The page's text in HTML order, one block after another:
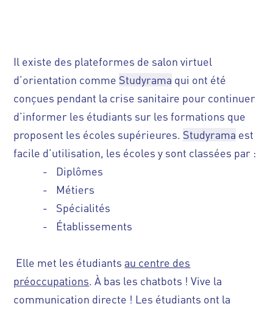
Il existe des plateformes de salon virtuel
d’orientation comme Studyrama qui ont été
conçues pendant la crise sanitaire pour continuer
d’informer les étudiants sur les formations que
proposent les écoles supérieures. Studyrama est
facile d’utilisation, les écoles y sont classées par :
-
Diplômes
-
Métiers
-
Spécialités
-
Établissements
Elle met les étudiants au centre des
préoccupations. À bas les chatbots ! Vive la
communication directe ! Les étudiants ont la